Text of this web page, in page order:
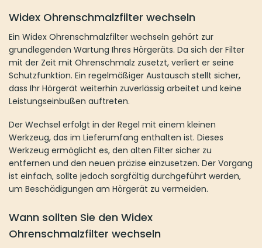
Widex Ohrenschmalzfilter wechseln
Ein Widex Ohrenschmalzfilter wechseln gehört zur
grundlegenden Wartung Ihres Hörgeräts. Da sich der Filter
mit der Zeit mit Ohrenschmalz zusetzt, verliert er seine
Schutzfunktion. Ein regelmäßiger Austausch stellt sicher,
dass Ihr Hörgerät weiterhin zuverlässig arbeitet und keine
Leistungseinbußen auftreten.
Der Wechsel erfolgt in der Regel mit einem kleinen
Werkzeug, das im Lieferumfang enthalten ist. Dieses
Werkzeug ermöglicht es, den alten Filter sicher zu
entfernen und den neuen präzise einzusetzen. Der Vorgang
ist einfach, sollte jedoch sorgfältig durchgeführt werden,
um Beschädigungen am Hörgerät zu vermeiden.
Wann sollten Sie den Widex
Ohrenschmalzfilter wechseln